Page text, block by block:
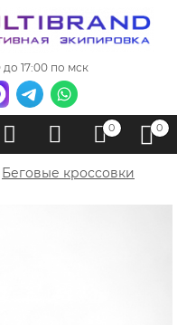
17:00 по мск
0 0
Беговые кроссовки